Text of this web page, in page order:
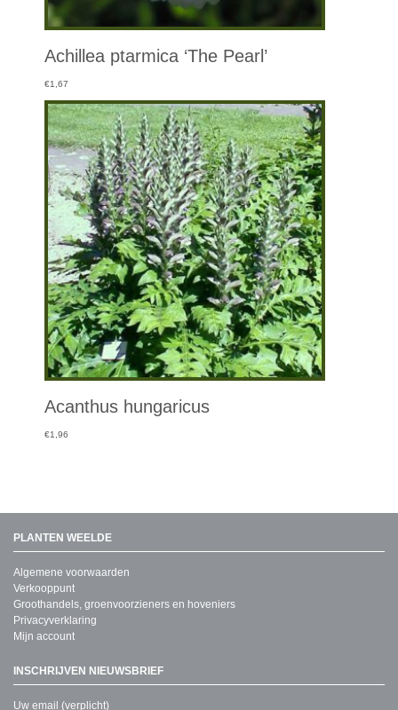
Achillea ptarmica ‘The Pearl’
€1,67
Acanthus hungaricus
€1,96
PLANTEN WEELDE
Algemene voorwaarden
Verkooppunt
Groothandels, groenvoorzieners en hoveniers
Privacyverklaring
Mijn account
INSCHRIJVEN NIEUWSBRIEF
Uw email (verplicht)